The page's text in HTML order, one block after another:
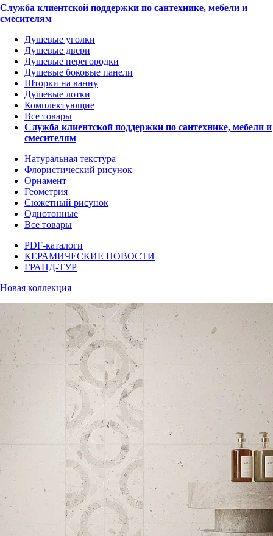
Служба клиентской поддержки по сантехнике, мебели и
смесителям
Душевые уголки
Душевые двери
Душевые перегородки
Душевые боковые панели
Шторки на ванну
Душевые лотки
Комплектующие
Все товары
Служба клиентской поддержки по сантехнике, мебели и
смесителям
Натуральная текстура
Флористический рисунок
Орнамент
Геометрия
Сюжетный рисунок
Однотонные
Все товары
PDF-каталоги
КЕРАМИЧЕСКИЕ НОВОСТИ
ГРАНД-ТУР
Новая коллекция